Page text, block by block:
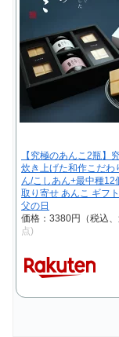
【究極のあんこ2瓶】
炊き上げた和作こだわ
ん/こしあん+最中種12
取り寄せ あんこ ギフ
父の日
価格：3380円（税込
点)